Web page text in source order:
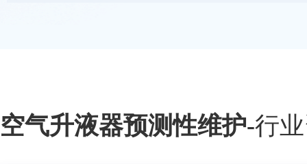
空气升液器预测性维护-行